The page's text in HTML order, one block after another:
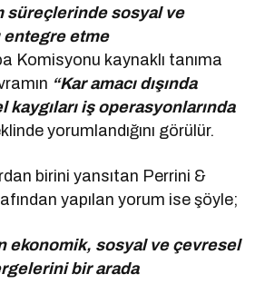
süreçlerinde sosyal ve
entegre etme
Komisyonu kaynaklı tanıma
“Kar amacı dışında
iş operasyonlarında
yorumlandığını görülür.
birini yansıtan Perrini &
yapılan yorum ise şöyle;
ekonomik, sosyal ve çevresel
bir arada